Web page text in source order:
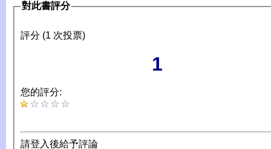
對此書評分
評分 (1 次投票)
1
您的評分:
請登入後給予評論